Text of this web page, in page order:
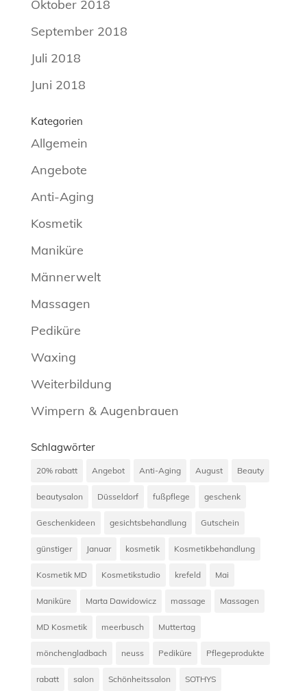
Oktober 2018
September 2018
Juli 2018
Juni 2018
Kategorien
Allgemein
Angebote
Anti-Aging
Kosmetik
Maniküre
Männerwelt
Massagen
Pediküre
Waxing
Weiterbildung
Wimpern & Augenbrauen
Schlagwörter
20% rabatt Angebot Anti-Aging August Beauty
beautysalon Düsseldorf fußpflege geschenk
Geschenkideen gesichtsbehandlung Gutschein
günstiger Januar kosmetik Kosmetikbehandlung
Kosmetik MD Kosmetikstudio krefeld Mai
Maniküre Marta Dawidowicz massage Massagen
MD Kosmetik meerbusch Muttertag
mönchengladbach neuss Pediküre Pflegeprodukte
rabatt salon Schönheitssalon SOTHYS